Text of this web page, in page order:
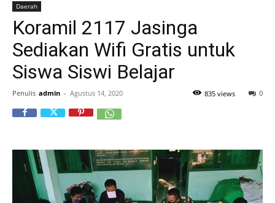
Daerah
Koramil 2117 Jasinga
Sediakan Wifi Gratis untuk
Siswa Siswi Belajar
Penulis admin - Agustus 14, 2020 0
835 views